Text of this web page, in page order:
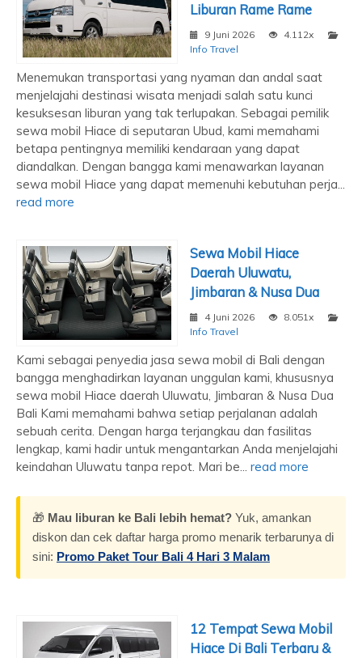
Liburan Rame Rame
9 Juni 2026
4.112x
Info Travel
Menemukan transportasi yang nyaman dan andal saat
menjelajahi destinasi wisata menjadi salah satu kunci
kesuksesan liburan yang tak terlupakan. Sebagai pemilik
sewa mobil Hiace di seputaran Ubud, kami memahami
betapa pentingnya memiliki kendaraan yang dapat
diandalkan. Dengan bangga kami menawarkan layanan
sewa mobil Hiace yang dapat memenuhi kebutuhan perja...
read more
Sewa Mobil Hiace
Daerah Uluwatu,
Jimbaran & Nusa Dua
4 Juni 2026
8.051x
Info Travel
Kami sebagai penyedia jasa sewa mobil di Bali dengan
bangga menghadirkan layanan unggulan kami, khususnya
sewa mobil Hiace daerah Uluwatu, Jimbaran & Nusa Dua
Bali Kami memahami bahwa setiap perjalanan adalah
sebuah cerita. Dengan harga terjangkau dan fasilitas
lengkap, kami hadir untuk mengantarkan Anda menjelajahi
keindahan Uluwatu tanpa repot. Mari be... read more
🎁 Mau liburan ke Bali lebih hemat? Yuk, amankan
diskon dan cek daftar harga promo menarik terbarunya di
sini: Promo Paket Tour Bali 4 Hari 3 Malam
12 Tempat Sewa Mobil
Hiace Di Bali Terbaru &